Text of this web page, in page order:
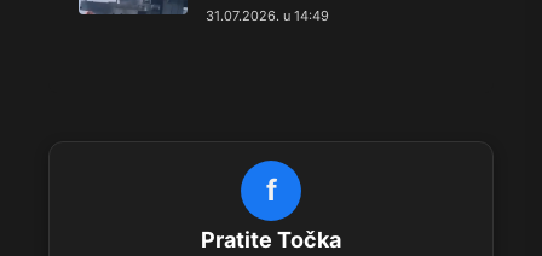
31.07.2026. u 14:49
f
Pratite Točka